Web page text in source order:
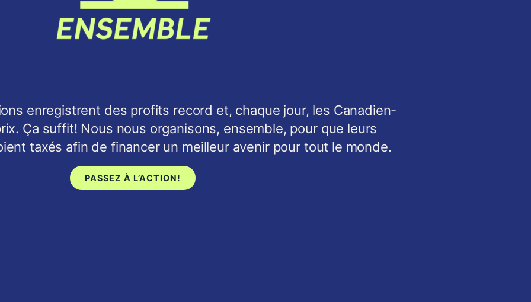
enregistrent des profits record et, chaque jour, les Canadien-
Ça suffit! Nous nous organisons, ensemble, pour que leurs
taxés afin de financer un meilleur avenir pour tout le monde.
PASSEZ À L’ACTION!